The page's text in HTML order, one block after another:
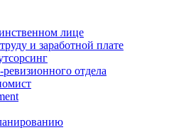
лице
и заработной плате
отдела